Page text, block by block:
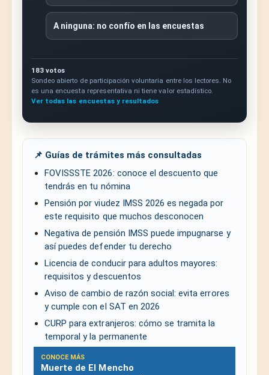
A ninguna: no confío en las encuestas
183 votos
Sondeo abierto de participación voluntaria entre los lectores. No
es una encuesta representativa ni tiene valor estadístico.
Ver todas las encuestas y resultados
📌 Guías de trámites más consultadas
FOVISSSTE 2026: conoce el descuento que
tendrás en tu nómina
Pensión por viudez IMSS 2026 es negada por
este requisito que muchos desconocen
Negativa de pensión IMSS puede impugnarse y
así puedes defender tu derecho
Licencia de conducir para adultos mayores:
requisitos y descuentos
Aviso de cambio de razón social: evita errores
y cumple con el SAT en 2026
CURP para extranjeros: cómo se tramita la
temporal y la permanente
CONOCE MÁS
Muerte de El Mencho